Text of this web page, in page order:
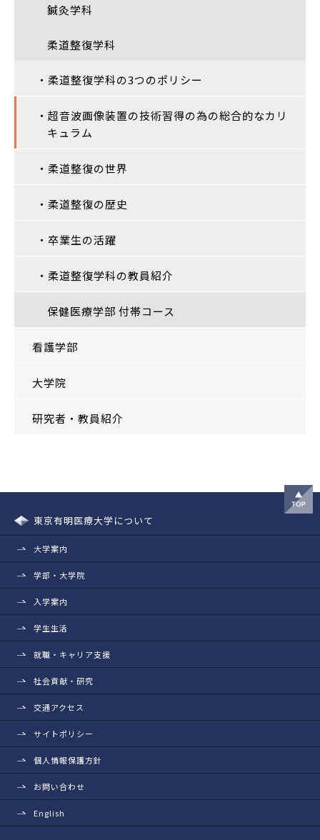
鍼灸学科
柔道整復学科
・柔道整復学科の3つのポリシー
・超音波画像装置の技術習得の為の総合的なカリ
キュラム
・柔道整復の世界
・柔道整復の歴史
・卒業生の活躍
・柔道整復学科の教員紹介
保健医療学部 付帯コース
看護学部
大学院
研究者・教員紹介
東京有明医療大学について
大学案内
学部・大学院
入学案内
学生生活
就職・キャリア支援
社会貢献・研究
交通アクセス
サイトポリシー
個人情報保護方針
お問い合わせ
English